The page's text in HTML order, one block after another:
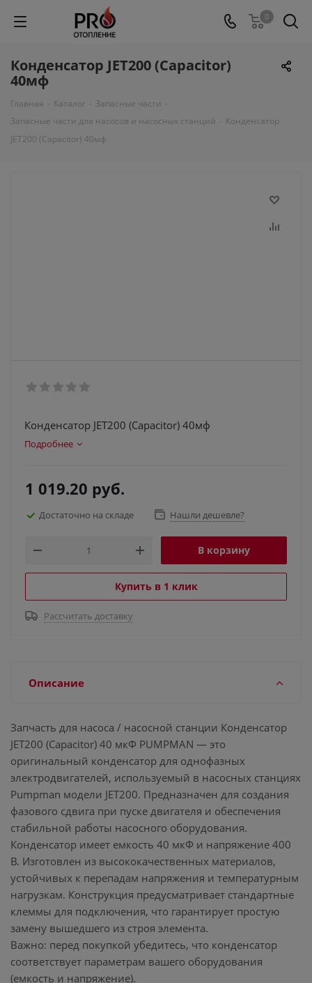
0
Конденсатор JET200 (Capacitor)
40мф
Главная - Каталог - Запасные части -
Запасные части для насосов и насосных станций - Конденсатор
JET200 (Capacitor) 40мф
Конденсатор JET200 (Capacitor) 40мф
Подробнее
1 019.20 руб.
Достаточно на складе Нашли дешевле?
В корзину
Купить в 1 клик
Рассчитать доставку
Описание
Запчасть для насоса / насосной станции Конденсатор
JET200 (Capacitor) 40 мкФ PUMPMAN — это
оригинальный конденсатор для однофазных
электродвигателей, используемый в насосных станциях
Pumpman модели JET200. Предназначен для создания
фазового сдвига при пуске двигателя и обеспечения
стабильной работы насосного оборудования.
Конденсатор имеет емкость 40 мкФ и напряжение 400
В. Изготовлен из высококачественных материалов,
устойчивых к перепадам напряжения и температурным
нагрузкам. Конструкция предусматривает стандартные
клеммы для подключения, что гарантирует простую
замену вышедшего из строя элемента.
Важно: перед покупкой убедитесь, что конденсатор
соответствует параметрам вашего оборудования
(емкость и напряжение).